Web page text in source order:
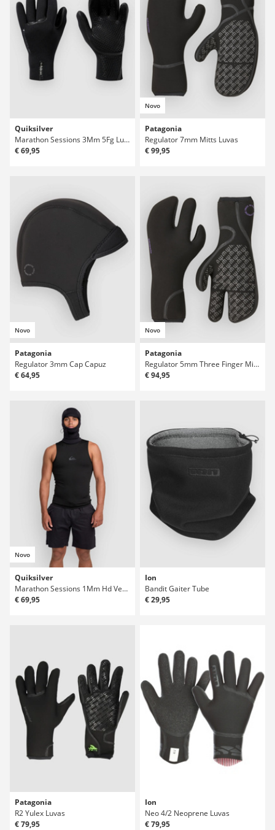
Quiksilver
Marathon Sessions 3Mm 5Fg Luvas
€ 69,95
Novo
Patagonia
Regulator 7mm Mitts Luvas
€ 99,95
Novo
Patagonia
Regulator 3mm Cap Capuz
€ 64,95
Novo
Patagonia
Regulator 5mm Three Finger Mitts Luvas
€ 94,95
Novo
Quiksilver
Marathon Sessions 1Mm Hd Vest Capuz
€ 69,95
Ion
Bandit Gaiter Tube
€ 29,95
Patagonia
R2 Yulex Luvas
€ 79,95
Ion
Neo 4/2 Neoprene Luvas
€ 79,95